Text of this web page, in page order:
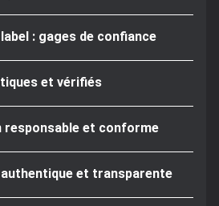
: gages de confiance
et vérifiés
responsable et conforme
et transparente